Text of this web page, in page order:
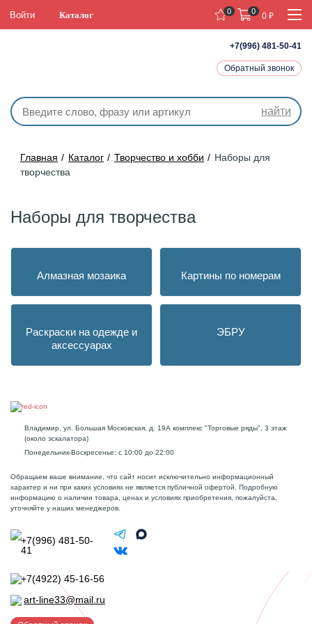
+7(996) 481-50-41
Обратный звонок
Войти Каталог
найти
0 0
0 ₽
Главная Каталог Творчество и хобби
Наборы для
творчества
Наборы для творчества
Алмазная мозаика Картины по номерам
Раскраски на одежде и
аксессуарах
ЭБРУ
Владимир, ул. Большая Московская, д. 19А комплекс "Торговые ряды", 3 этаж
(около эскалатора)
Понедельник-Воскресенье: с 10:00 до 22:00
Обращаем ваше внимание, что сайт носит исключительно информационный
характер и ни при каких условиях не является публичной офертой. Подробную
информацию о наличии товара, ценах и условиях приобретения, пожалуйста,
уточняйте у наших менеджеров.
+7(996) 481-50-
41
+7(4922) 45-16-56
art-line33@mail.ru